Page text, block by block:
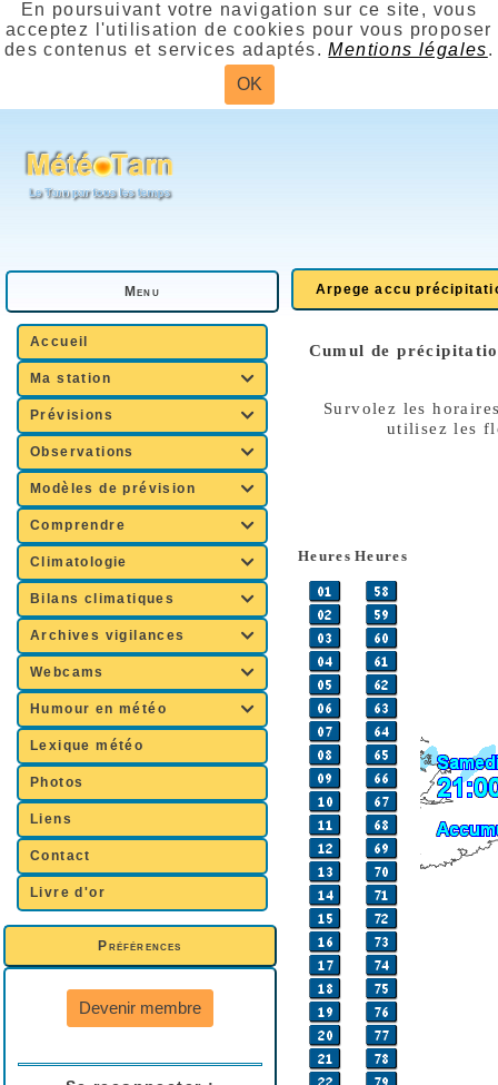
En poursuivant votre navigation sur ce site, vous
acceptez l'utilisation de cookies pour vous proposer
des contenus et services adaptés.Mentions légales.
OK
Menu
Accueil
Ma station 
Prévisions 
Observations 
Modèles de prévision 
Comprendre 
Climatologie 
Bilans climatiques 
Archives vigilances 
Webcams 
Humour en météo 
Lexique météo
Photos
Liens
Contact
Livre d'or
Préférences
Devenir membre
Arpege accu
Cumul de
Survolez les
utilisez les
Heures Heures